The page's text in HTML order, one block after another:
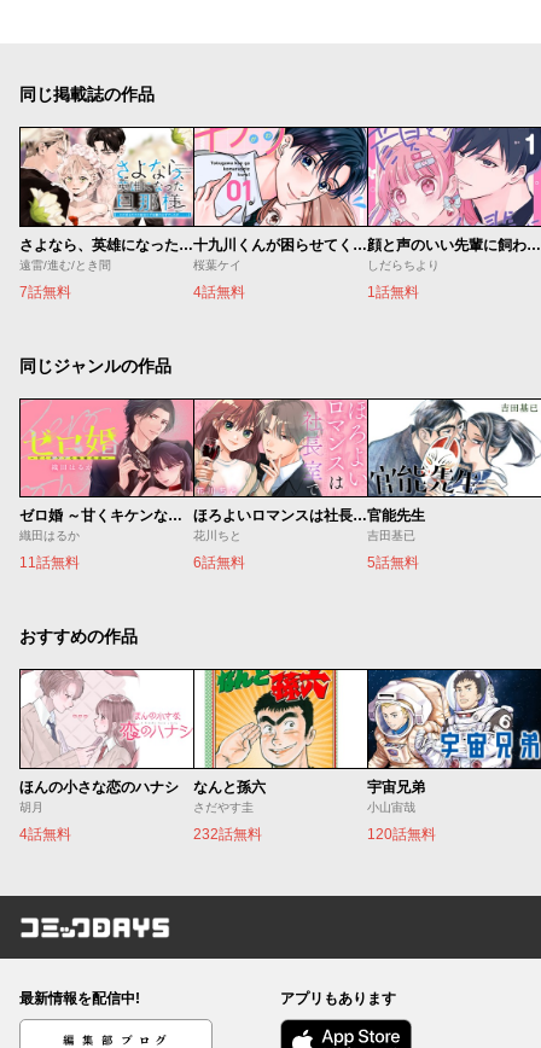
同じ掲載誌の作品
さよなら、英雄になった旦那様 ～ただ祈るだけの役立たずな妻のはずでしたが……～
遠雷/進む/とき間
7話無料
十九川くんが困らせてくる！
桜葉ケイ
4話無料
顔と声のいい先輩に飼われてます。
しだらちより
1話無料
同じジャンルの作品
ゼロ婚 ～甘くキケンな極秘任務～
織田はるか
11話無料
ほろよいロマンスは社長室で
花川ちと
6話無料
官能先生
吉田基已
5話無料
おすすめの作品
ほんの小さな恋のハナシ
胡月
4話無料
なんと孫六
さだやす圭
232話無料
宇宙兄弟
小山宙哉
120話無料
コミックDAYS
最新情報を配信中!
編集部ブログ
アプリもあります